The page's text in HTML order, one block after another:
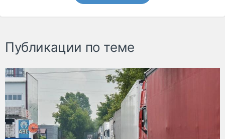
Публикации по теме